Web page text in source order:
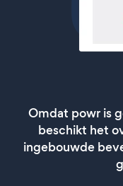
Omdat powr is
beschikt het
ingebouwde